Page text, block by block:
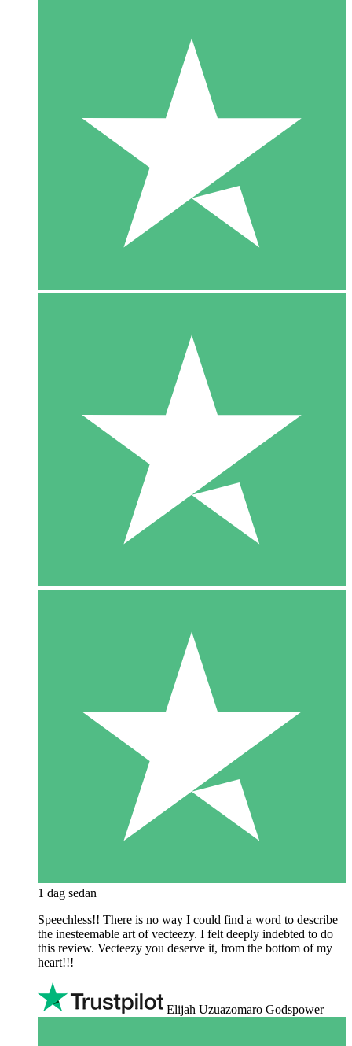
1 dag sedan
Speechless!! There is no way I could find a word to describe
the inesteemable art of vecteezy. I felt deeply indebted to do
this review. Vecteezy you deserve it, from the bottom of my
heart!!!
Elijah Uzuazomaro Godspower